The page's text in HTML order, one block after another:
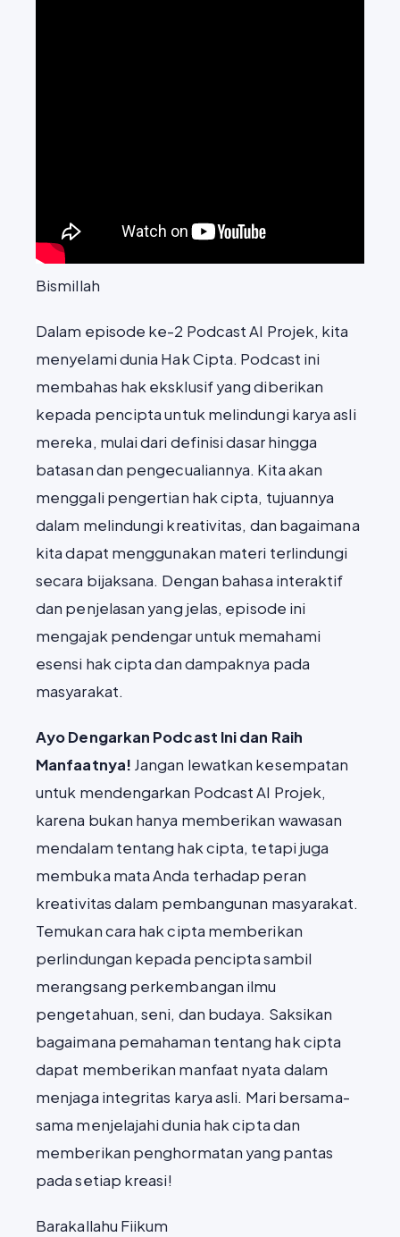
Bismillah
Dalam episode ke-2 Podcast AI Projek, kita
menyelami dunia Hak Cipta. Podcast ini
membahas hak eksklusif yang diberikan
kepada pencipta untuk melindungi karya asli
mereka, mulai dari definisi dasar hingga
batasan dan pengecualiannya. Kita akan
menggali pengertian hak cipta, tujuannya
dalam melindungi kreativitas, dan bagaimana
kita dapat menggunakan materi terlindungi
secara bijaksana. Dengan bahasa interaktif
dan penjelasan yang jelas, episode ini
mengajak pendengar untuk memahami
esensi hak cipta dan dampaknya pada
masyarakat.
Ayo Dengarkan Podcast Ini dan Raih
Manfaatnya! Jangan lewatkan kesempatan
untuk mendengarkan Podcast AI Projek,
karena bukan hanya memberikan wawasan
mendalam tentang hak cipta, tetapi juga
membuka mata Anda terhadap peran
kreativitas dalam pembangunan masyarakat.
Temukan cara hak cipta memberikan
perlindungan kepada pencipta sambil
merangsang perkembangan ilmu
pengetahuan, seni, dan budaya. Saksikan
bagaimana pemahaman tentang hak cipta
dapat memberikan manfaat nyata dalam
menjaga integritas karya asli. Mari bersama-
sama menjelajahi dunia hak cipta dan
memberikan penghormatan yang pantas
pada setiap kreasi!
Barakallahu Fiikum